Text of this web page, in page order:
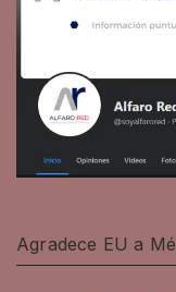
Agradece EU a